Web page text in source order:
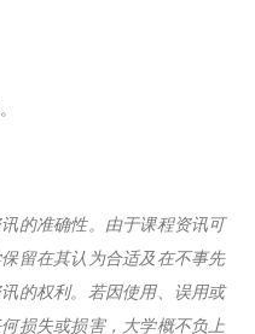
的准确性。由于课程资讯可
留在其认为合适及在不事先
的权利。若因使用、误用或
损失或损害，大学概不负上